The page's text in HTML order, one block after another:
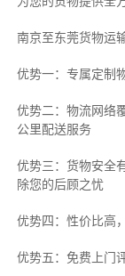
南京至东莞货物运
优势一：专属定制
优势二：物流网络
公里配送服务
优势三：货物安全
除您的后顾之忧
优势四：性价比高
优势五：免费上门